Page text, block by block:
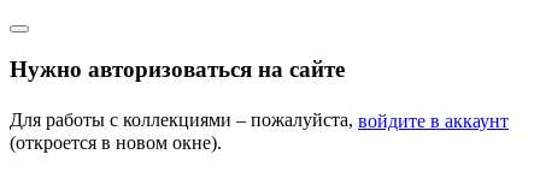
Нужно авторизоваться на сайте
Для работы с коллекциями – пожалуйста, войдите в аккаунт
(откроется в новом окне).